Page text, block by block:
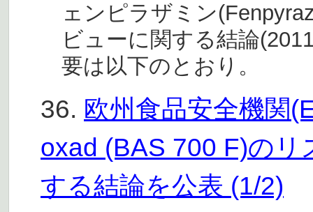
ェンピラザミン
ビューに関する結論
要は以下のとおり。
36. 欧州食品安全機関
oxad (BAS 700 F)の
する結論を公表 (1/2)